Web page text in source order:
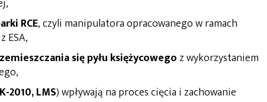
RCE, czyli manipulatora opracowanego w ramach
ESA,
się pyłu księżycowego z wykorzystaniem
2010, LMS) wpływają na proces cięcia i zachowanie